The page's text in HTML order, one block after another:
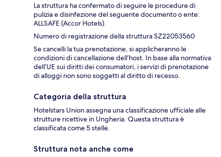
La struttura ha confermato di seguire le procedure di
pulizia e disinfezione del seguente documento o ente:
ALLSAFE (Accor Hotels).
Numero di registrazione della struttura SZ22053560
Se cancelli la tua prenotazione, si applicheranno le
condizioni di cancellazione dell’host. In base alla normativa
dell’UE sui diritti dei consumatori, i servizi di prenotazione
di alloggi non sono soggetti al diritto di recesso.
Categoria della struttura
Hotelstars Union assegna una classificazione ufficiale alle
strutture ricettive in Ungheria. Questa struttura è
classificata come 5 stelle.
Struttura nota anche come